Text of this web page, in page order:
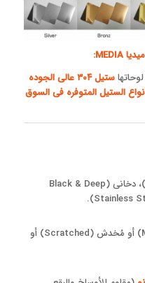
ستیل ۳۰۴ عالی الجوده
الستیل المتوفره فی السوق
فضی (Silver)، ذهبی (Gold)، دخانی (Black & Deep
مصقول عالی اللمعان (Mirror) أو مُخدش (Scratched) أو